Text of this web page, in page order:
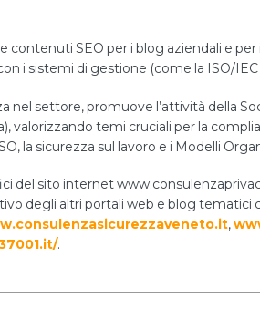
contenuti SEO per i blog aziendali e
i sistemi di gestione (come la ISO/IEC
nel settore, promuove l’attività della
valorizzando temi cruciali per la
la sicurezza sul lavoro e i Modelli
del sito internet
degli altri portali web e blog tematici
,
.